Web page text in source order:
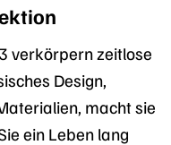
verkörpern zeitlose
Design,
macht sie
ein Leben lang